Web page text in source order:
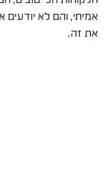
אמיתי, והם לא
את זה.